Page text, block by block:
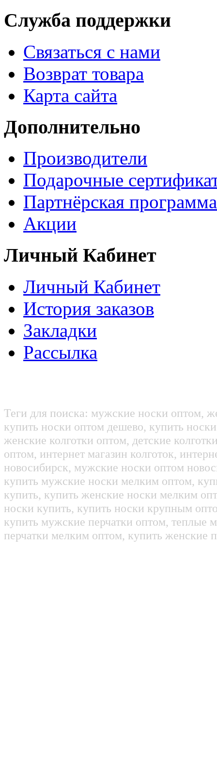
Служба поддержки
Связаться с нами
Возврат товара
Карта сайта
Дополнительно
Производители
Подарочные
Партнёрская программа
Акции
Личный Кабинет
Личный Кабинет
История заказов
Закладки
Рассылка
Теги для поиска: мужские носки оптом,
купить носки оптом дешево, купить
женские колготки оптом, детские
оптом, интернет магазин колготок,
новосибирск, мужские носки оптом
купить мужские носки мелким оптом,
купить, купить женские носки мелким
носки купить, купить носки крупным
купить мужские перчатки оптом, теплые
перчатки мелким оптом, купить женские